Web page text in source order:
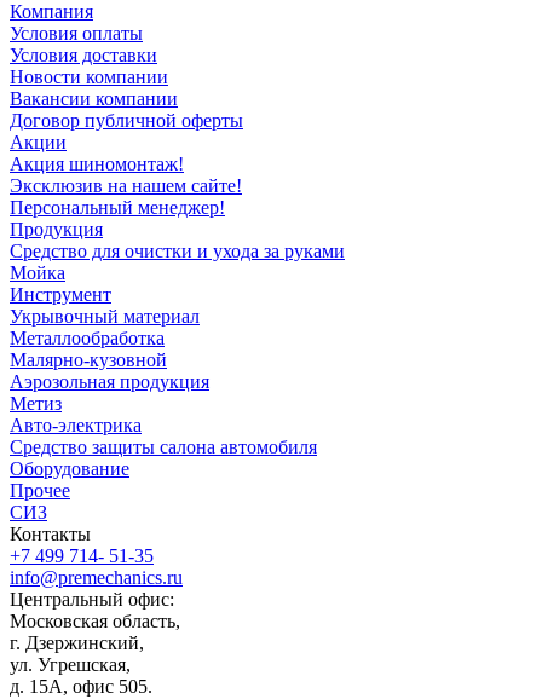
Компания
Условия оплаты
Условия доставки
Новости компании
Вакансии компании
Договор публичной оферты
Акции
Акция шиномонтаж!
Эксклюзив на нашем сайте!
Персональный менеджер!
Продукция
Средство для очистки и ухода за руками
Мойка
Инструмент
Укрывочный материал
Металлообработка
Малярно-кузовной
Аэрозольная продукция
Метиз
Авто-электрика
Средство защиты салона автомобиля
Оборудование
Прочее
СИЗ
Контакты
+7 499 714- 51-35
info@premechanics.ru
Центральный офис:
Московская область,
г. Дзержинский,
ул. Угрешская,
д. 15А, офис 505.